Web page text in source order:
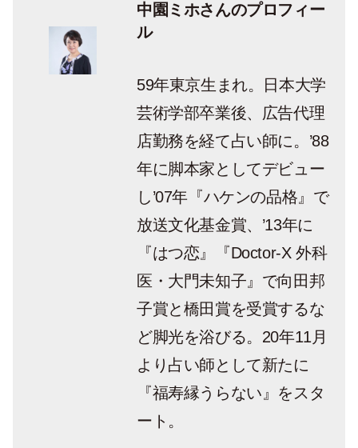
中園ミホさんのプロフィー
ル
59年東京生まれ。日本大学
芸術学部卒業後、広告代理
店勤務を経て占い師に。’88
年に脚本家としてデビュー
し’07年『ハケンの品格』で
放送文化基金賞、’13年に
『はつ恋』『Doctor-X 外科
医・大門未知子』で向田邦
子賞と橋田賞を受賞するな
ど脚光を浴びる。20年11月
より占い師として新たに
『福寿縁うらない』をスタ
ート。